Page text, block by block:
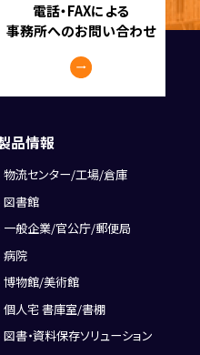
電話・FAXによる
事務所へのお問い合わせ
品情報
物流センター/工場/倉庫
図書館
一般企業/官公庁/郵便局
病院
博物館/美術館
個人宅 書庫室/書棚
図書・資料保存ソリューション